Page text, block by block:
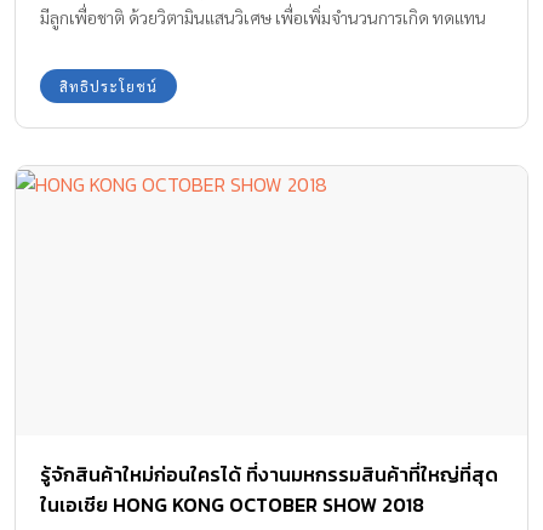
มีลูกเพื่อชาติ ด้วยวิตามินแสนวิเศษ เพื่อเพิ่มจำนวนการเกิด ทดแทน
สิทธิประโยชน์
รู้จักสินค้าใหม่ก่อนใครได้ ที่งานมหกรรมสินค้าที่ใหญ่ที่สุด
ในเอเชีย HONG KONG OCTOBER SHOW 2018